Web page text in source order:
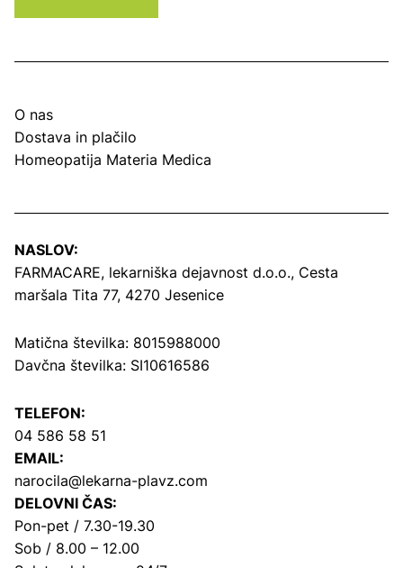
O nas
Dostava in plačilo
Homeopatija Materia Medica
NASLOV:
FARMACARE, lekarniška dejavnost d.o.o., Cesta
maršala Tita 77, 4270 Jesenice
Matična številka: 8015988000
Davčna številka: SI10616586
TELEFON:
04 586 58 51
EMAIL:
narocila@lekarna-plavz.com
DELOVNI ČAS:
Pon-pet / 7.30-19.30
Sob / 8.00 – 12.00